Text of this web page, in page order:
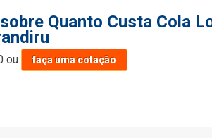
Quanto Custa Cola
ou faça uma cotação